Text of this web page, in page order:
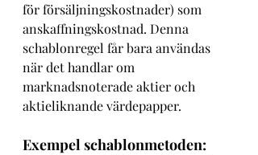
för försäljningskostnader) som
anskaffningskostnad. Denna
schablonregel får bara användas
när det handlar om
marknadsnoterade aktier och
aktieliknande värdepapper.
Exempel schablonmetoden: